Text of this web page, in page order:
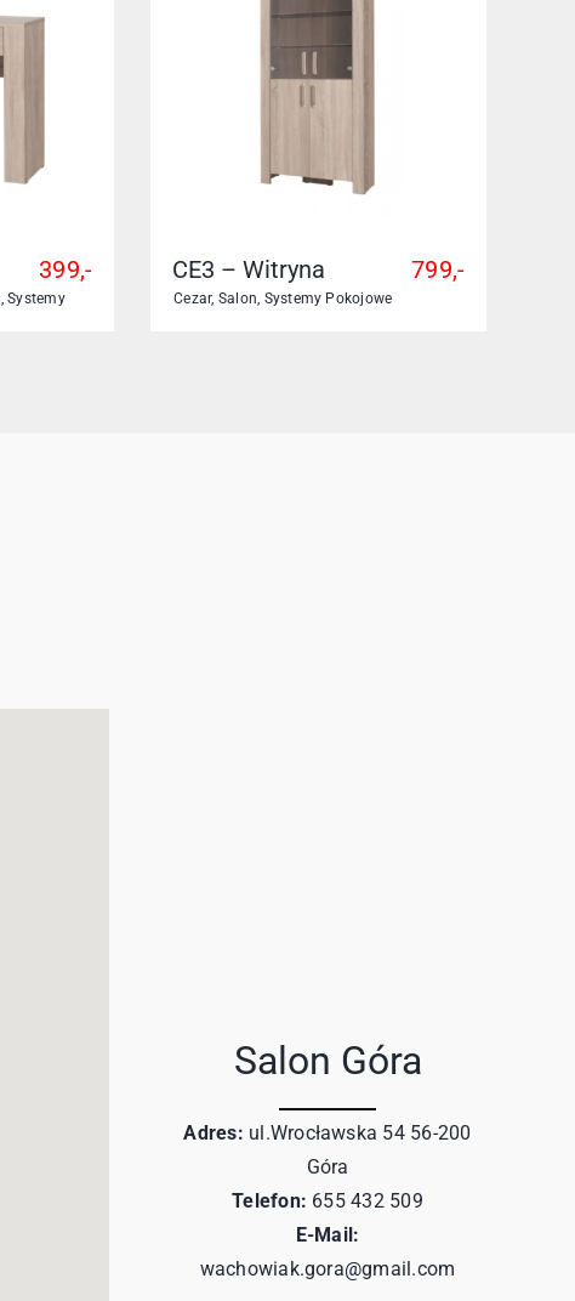
,Systemy
399,- CE3 – Witryna
Cezar, Salon, Systemy Pokojowe
799,-
Salon Góra
Adres: ul.Wrocławska 54 56-200
Góra
Telefon: 655 432 509
E-Mail:
wachowiak.gora@gmail.com